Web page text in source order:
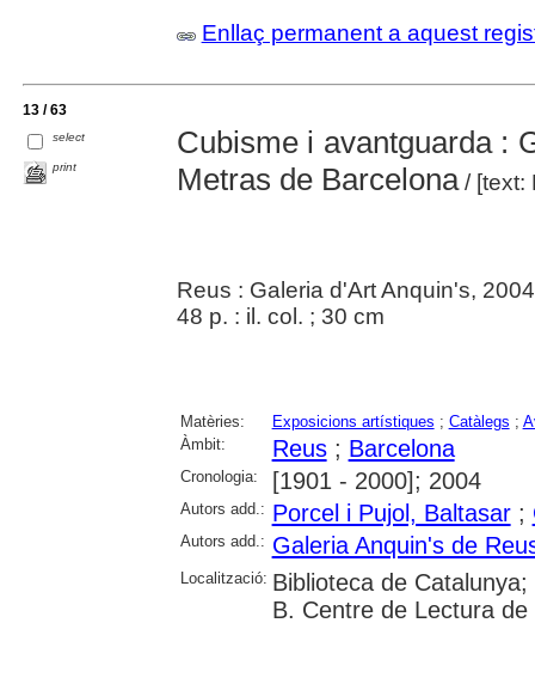
Enllaç permanent a aquest
13 / 63
select
print
Cubisme i avantguarda :
Metras de Barcelona/ [text:
Reus : Galeria d'Art Anquin's, 2004
48 p. : il. col. ; 30 cm
Matèries: Exposicions artístiques ; Catàlegs ;
Àmbit:
Reus; Barcelona
Cronologia: [1901 - 2000]; 2004
Autors add.: Porcel i Pujol, Baltasar;
Autors add.: Galeria Anquin's de
Localització: Biblioteca de
B. Centre de Lectura de